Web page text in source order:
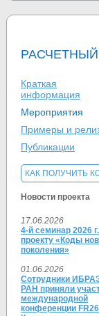
РАСЧЕТНЫЙ
Краткая
информация
Мероприятия
Примеры и
Публикации
КАК ПОЛУЧИТЬ
Новости проекта
17.06.2026
4-й семинар 2026
проекту «Коды
поколения»
01.06.2026
Сотрудники
РАН приняли
международной
конференции